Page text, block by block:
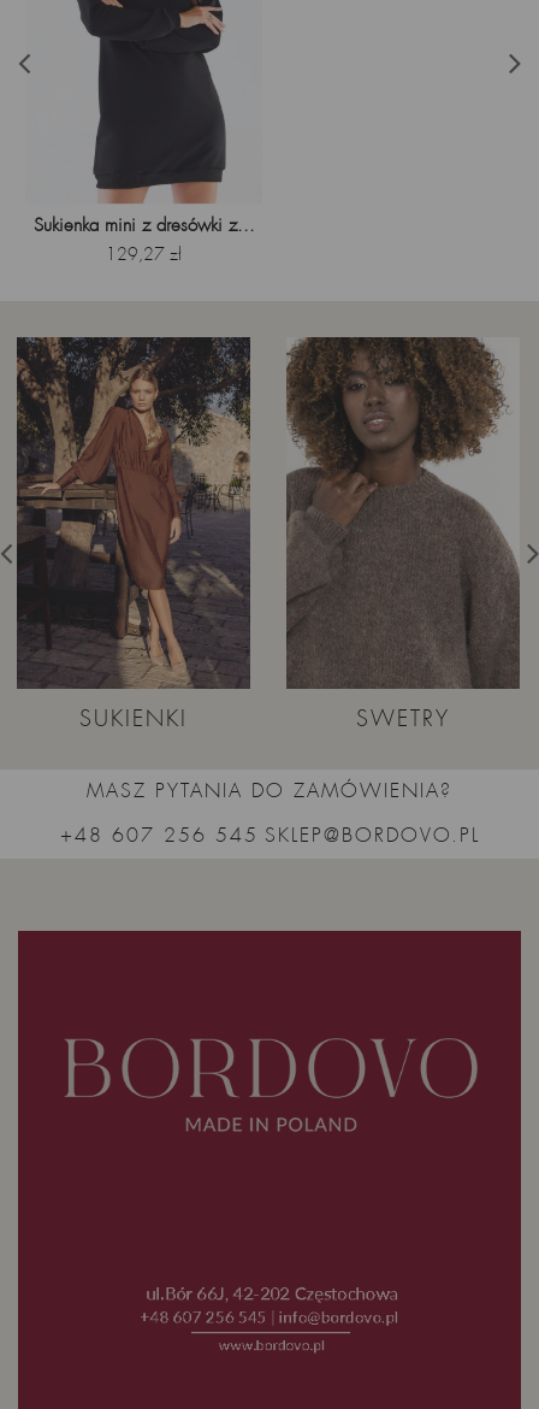
Sukienka mini z dresówki z...
Cena
129,27 zł
SUKIENKI SWETRY
MASZ PYTANIA DO ZAMÓWIENIA?
+48 607 256 545 SKLEP@BORDOVO.PL